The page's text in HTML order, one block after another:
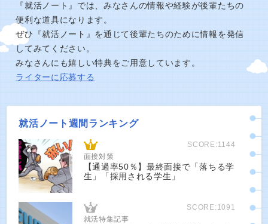
『就活ノート』では、みなさんの情報や経験が後輩たちの
便利な道具になります。
ぜひ『就活ノート』を通じて後輩たちのために情報を発信
してみてください。
みなさんにも嬉しい特典をご用意しています。
ライターに応募する
就活ノート週間ランキング
SCORE:1144
面接対策
【通過率50％】最終面接で「落ちる学
生」「採用される学生」
SCORE:1091
就活特集記事